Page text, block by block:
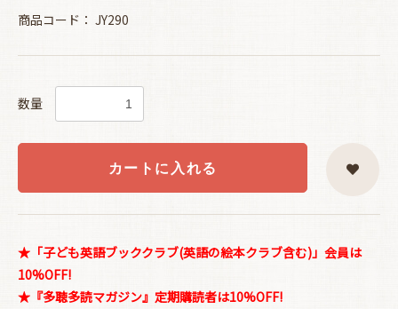
商品コード： JY290
数量
カートに入れる
★「子ども英語ブッククラブ(英語の絵本クラブ含む)」会員は
10%OFF!
★『多聴多読マガジン』定期購読者は10%OFF!